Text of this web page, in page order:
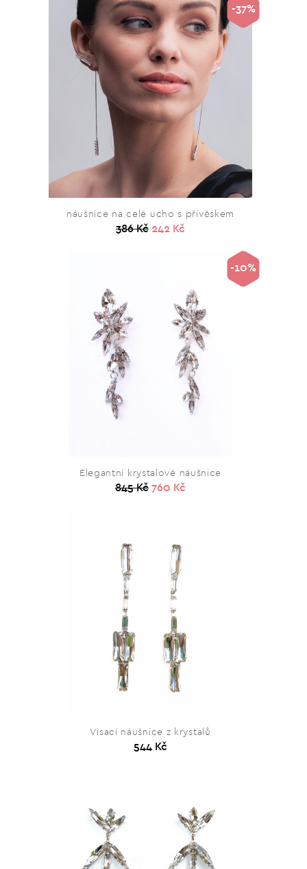
náušnice na celé ucho s přívěskem
386 Kč 242 Kč
-37%
Elegantní krystalové náušnice
845 Kč 760 Kč
-10%
Visací náušnice z krystalů
544 Kč